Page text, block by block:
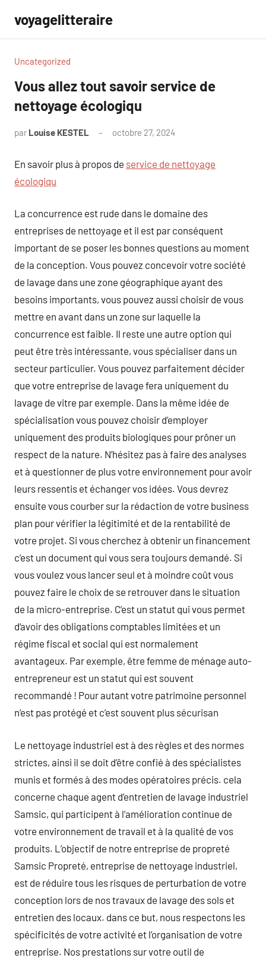
contenu
voyagelitteraire
Uncategorized
Vous allez tout savoir service de
nettoyage écologiqu
par Louise KESTEL octobre 27, 2024
En savoir plus à propos de service de nettoyage
écologiqu
La concurrence est rude dans le domaine des
entreprises de nettoyage et il est par conséquent
important de se poser les bonnes questions au moment
de la conception. Vous pouvez concevoir votre société
de lavage dans une zone géographique ayant des
besoins importants, vous pouvez aussi choisir de vous
mettre en avant dans un zone sur laquelle la
concurrence est faible. Il reste une autre option qui
peut être très intéressante, vous spécialiser dans un
secteur particulier. Vous pouvez parfaitement décider
que votre entreprise de lavage fera uniquement du
lavage de vitre par exemple. Dans la même idée de
spécialisation vous pouvez choisir d’employer
uniquement des produits biologiques pour prôner un
respect de la nature. N’hésitez pas à faire des analyses
et à questionner de plus votre environnement pour avoir
leurs ressentis et échanger vos idées. Vous devrez
ensuite vous courber sur la rédaction de votre business
plan pour vérifier la légitimité et de la rentabilité de
votre projet. Si vous cherchez à obtenir un financement
c’est un document qui vous sera toujours demandé. Si
vous voulez vous lancer seul et à moindre coût vous
pouvez faire le choix de se retrouver dans le situation
de la micro-entreprise. C’est un statut qui vous permet
d‘avoir des obligations comptables limitées et un
régime fiscal et social qui est normalement
avantageux. Par exemple, être femme de ménage auto-
entrepreneur est un statut qui est souvent
recommandé ! Pour autant votre patrimoine personnel
n’est pas protégé et c’est souvent plus sécurisan
Le nettoyage industriel est à des règles et des normes
strictes, ainsi il se doit d’être confié à des spécialistes
munis et formés à des modes opératoires précis. cela
concerne chaque agent d’entretien de lavage industriel
Samsic, qui participent à l’amélioration continue de
votre environnement de travail et à la qualité de vos
produits. L’objectif de notre entreprise de propreté
Samsic Propreté, entreprise de nettoyage industriel,
est de réduire tous les risques de perturbation de votre
conception lors de nos travaux de lavage des sols et
entretien des locaux. dans ce but, nous respectons les
spécificités de votre activité et l’organisation de votre
entreprise. Nos prestations sur votre outil de